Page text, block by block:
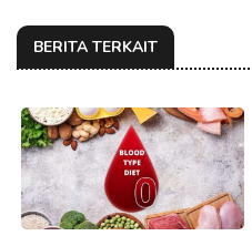
BERITA TERKAIT